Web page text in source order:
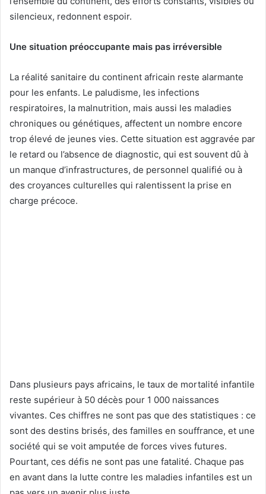
silencieux, redonnent espoir.
Une situation préoccupante mais pas irréversible
La réalité sanitaire du continent africain reste alarmante
pour les enfants. Le paludisme, les infections
respiratoires, la malnutrition, mais aussi les maladies
chroniques ou génétiques, affectent un nombre encore
trop élevé de jeunes vies. Cette situation est aggravée par
le retard ou l’absence de diagnostic, qui est souvent dû à
un manque d’infrastructures, de personnel qualifié ou à
des croyances culturelles qui ralentissent la prise en
charge précoce.
Dans plusieurs pays africains, le taux de mortalité infantile
reste supérieur à 50 décès pour 1 000 naissances
vivantes. Ces chiffres ne sont pas que des statistiques : ce
sont des destins brisés, des familles en souffrance, et une
société qui se voit amputée de forces vives futures.
Pourtant, ces défis ne sont pas une fatalité. Chaque pas
en avant dans la lutte contre les maladies infantiles est un